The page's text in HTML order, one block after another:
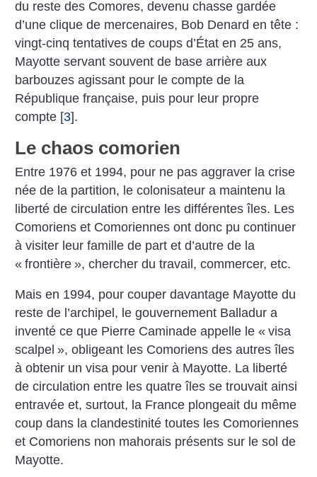
du reste des Comores, devenu chasse gardée
d’une clique de mercenaires, Bob Denard en tête :
vingt-cinq tentatives de coups d’État en 25 ans,
Mayotte servant souvent de base arrière aux
barbouzes agissant pour le compte de la
République française, puis pour leur propre
compte [3].
Le chaos comorien
Entre 1976 et 1994, pour ne pas aggraver la crise
née de la partition, le colonisateur a maintenu la
liberté de circulation entre les différentes îles. Les
Comoriens et Comoriennes ont donc pu continuer
à visiter leur famille de part et d’autre de la
« frontière », chercher du travail, commercer, etc.
Mais en 1994, pour couper davantage Mayotte du
reste de l’archipel, le gouvernement Balladur a
inventé ce que Pierre Caminade appelle le « visa
scalpel », obligeant les Comoriens des autres îles
à obtenir un visa pour venir à Mayotte. La liberté
de circulation entre les quatre îles se trouvait ainsi
entravée et, surtout, la France plongeait du même
coup dans la clandestinité toutes les Comoriennes
et Comoriens non mahorais présents sur le sol de
Mayotte.